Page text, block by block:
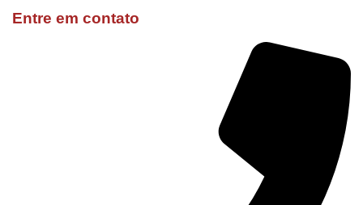
Entre em contato